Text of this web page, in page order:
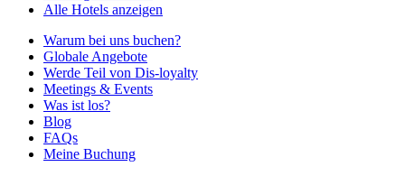
Alle Hotels anzeigen
Warum bei uns buchen?
Globale Angebote
Werde Teil von Dis-loyalty
Meetings & Events
Was ist los?
Blog
FAQs
Meine Buchung